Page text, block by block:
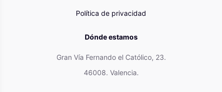
Política de privacidad
Dónde estamos
Gran Vía Fernando el Católico, 23.
46008. Valencia.